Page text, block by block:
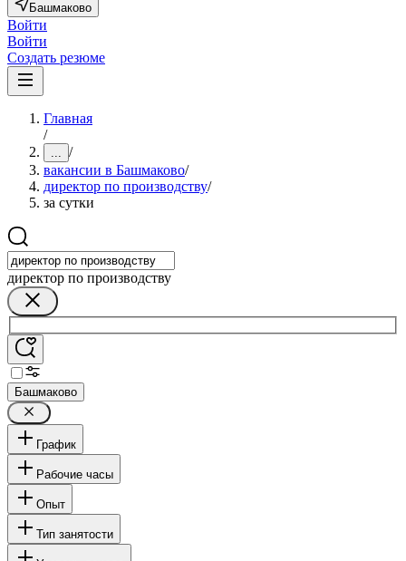
Башмаково
Войти
Войти
Создать резюме
Главная
/
... /
вакансии в Башмаково/
директор по производству/
за сутки
директор по производству
Башмаково
График
Рабочие часы
Опыт
Тип занятости